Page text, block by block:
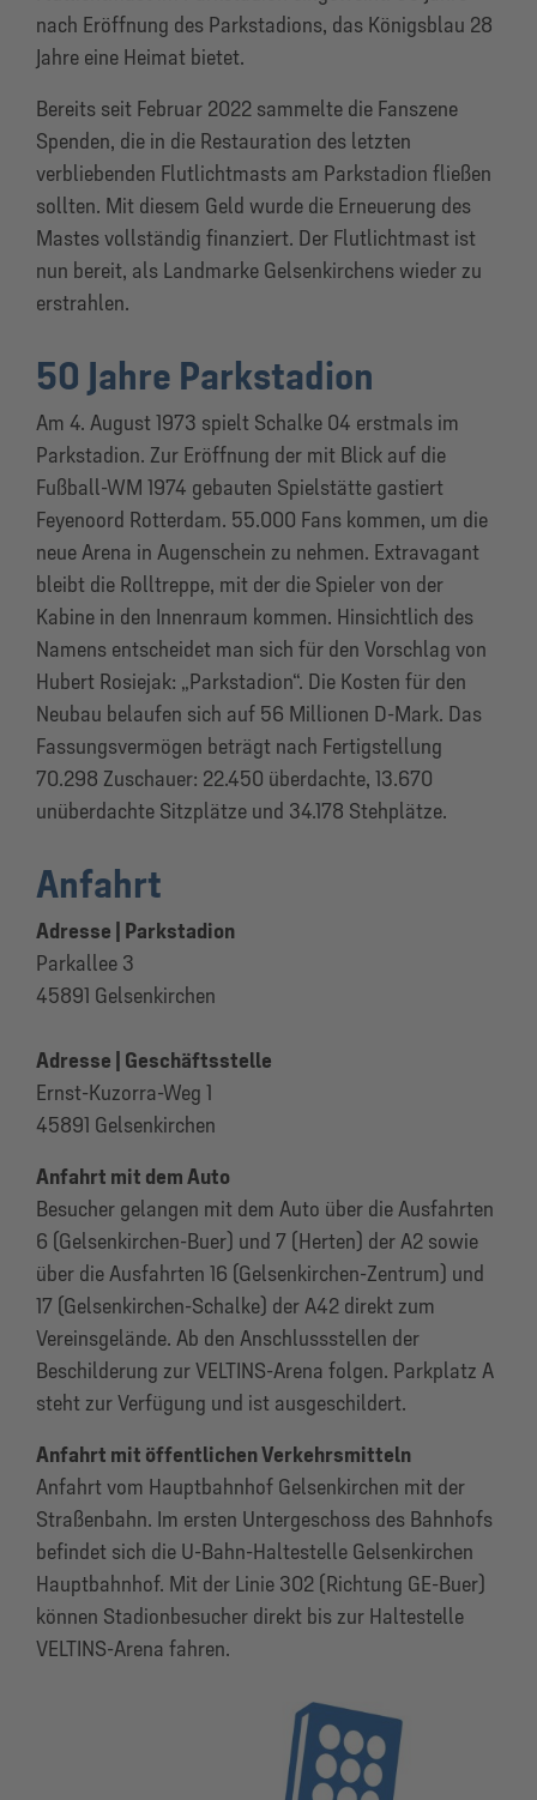
nach Eröffnung des Parkstadions, das Königsblau 28
Jahre eine Heimat bietet.
Bereits seit Februar 2022 sammelte die Fanszene
Spenden, die in die Restauration des letzten
verbliebenden Flutlichtmasts am Parkstadion fließen
sollten. Mit diesem Geld wurde die Erneuerung des
Mastes vollständig finanziert. Der Flutlichtmast ist
nun bereit, als Landmarke Gelsenkirchens wieder zu
erstrahlen.
50 Jahre Parkstadion
Am 4. August 1973 spielt Schalke 04 erstmals im
Parkstadion. Zur Eröffnung der mit Blick auf die
Fußball-WM 1974 gebauten Spielstätte gastiert
Feyenoord Rotterdam. 55.000 Fans kommen, um die
neue Arena in Augenschein zu nehmen. Extravagant
bleibt die Rolltreppe, mit der die Spieler von der
Kabine in den Innenraum kommen. Hinsichtlich des
Namens entscheidet man sich für den Vorschlag von
Hubert Rosiejak: „Parkstadion“. Die Kosten für den
Neubau belaufen sich auf 56 Millionen D-Mark. Das
Fassungsvermögen beträgt nach Fertigstellung
70.298 Zuschauer: 22.450 überdachte, 13.670
unüberdachte Sitzplätze und 34.178 Stehplätze.
Anfahrt
Adresse | Parkstadion
Parkallee 3
45891 Gelsenkirchen
Adresse | Geschäftsstelle
Ernst-Kuzorra-Weg 1
45891 Gelsenkirchen
Anfahrt mit dem Auto
Besucher gelangen mit dem Auto über die Ausfahrten
6 (Gelsenkirchen-Buer) und 7 (Herten) der A2 sowie
über die Ausfahrten 16 (Gelsenkirchen-Zentrum) und
17 (Gelsenkirchen-Schalke) der A42 direkt zum
Vereinsgelände. Ab den Anschlussstellen der
Beschilderung zur VELTINS-Arena folgen. Parkplatz A
steht zur Verfügung und ist ausgeschildert.
Anfahrt mit öffentlichen Verkehrsmitteln
Anfahrt vom Hauptbahnhof Gelsenkirchen mit der
Straßenbahn. Im ersten Untergeschoss des Bahnhofs
befindet sich die U-Bahn-Haltestelle Gelsenkirchen
Hauptbahnhof. Mit der Linie 302 (Richtung GE-Buer)
können Stadionbesucher direkt bis zur Haltestelle
VELTINS-Arena fahren.